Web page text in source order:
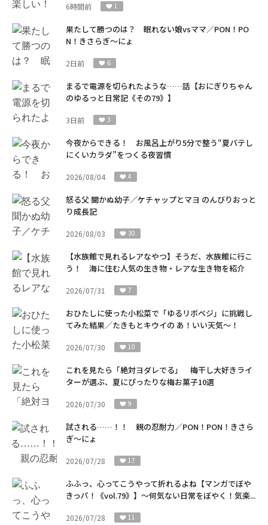
6時間前 1
果たして勝つのは？ 眠れない娘vsママ／PON！PO
N！きさらぎ～にょ
2日前 6
まるで電源を切られたような……話【おにぎりちゃん
のゆるっと日常記《その79》】
3日前 3
今夜からできる！ お風呂上がり5分で整う“夏バテし
にくいカラダ”をつくる夜習慣
2026/08/04 4
怒る父 聞かぬ幼子／ケチャップとマヨ のんびりおっと
り成長記
2026/08/03 30
【水族館で見れるレアなやつ】そうだ、水族館に行こ
う！ 海に住む人気の生き物・レアな生き物を紹介
2026/07/31 7
おひたしに使った小松菜で「ゆるリボベジ」に挑戦し
てみた結果／たきもとキウイの あ！いい天気～！
2026/07/30 10
これを見たら「絶対ヨダレでる」 梅干し大好きライ
ターが選ぶ、夏にぴったりな梅お菓子10選
2026/07/30 9
試される……！！ 親の忍耐力／PON！PON！きさら
ぎ～にょ
2026/07/28 17
ふふっ、心ってこうやって折れるよね【マンガでぼや
きっパ！《vol.79》】～何気ない日常をぼやく！気楽...
2026/07/28 11